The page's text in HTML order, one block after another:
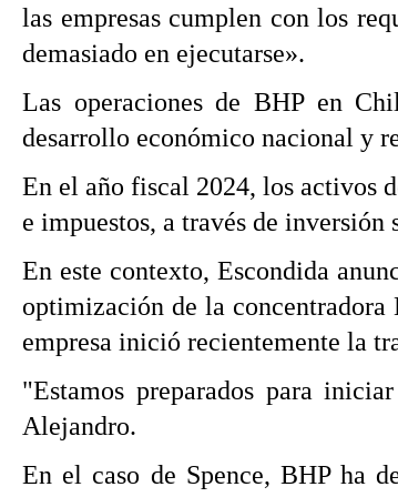
las empresas cumplen con los
demasiado en ejecutarse».
Las operaciones de BHP en
desarrollo económico nacional y
En el año fiscal 2024, los activos
e impuestos, a través de
En este contexto, Escondida
optimización de la
empresa inició recientemente la
"Estamos preparados para
Alejandro.
En el caso de Spence, BHP ha